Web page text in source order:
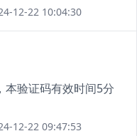
12-22 10:04:30
本验证码有效时间5分
12-22 09:47:53